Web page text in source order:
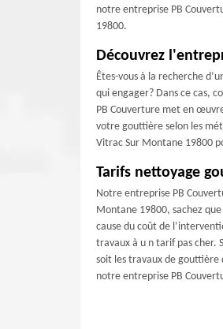
notre entreprise PB
19800.
Découvrez
Êtes-vous à la recherche
qui engager? Dans ce cas,
PB Couverture met en
votre gouttière selon les
Vitrac Sur Montane 19800
Tarifs nettoyage
Notre entreprise PB
Montane 19800, sachez
cause du coût de
travaux à u n tarif pas cher.
soit les travaux de gouttière
notre entreprise PB